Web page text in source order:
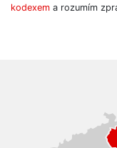
kodexem a rozumím